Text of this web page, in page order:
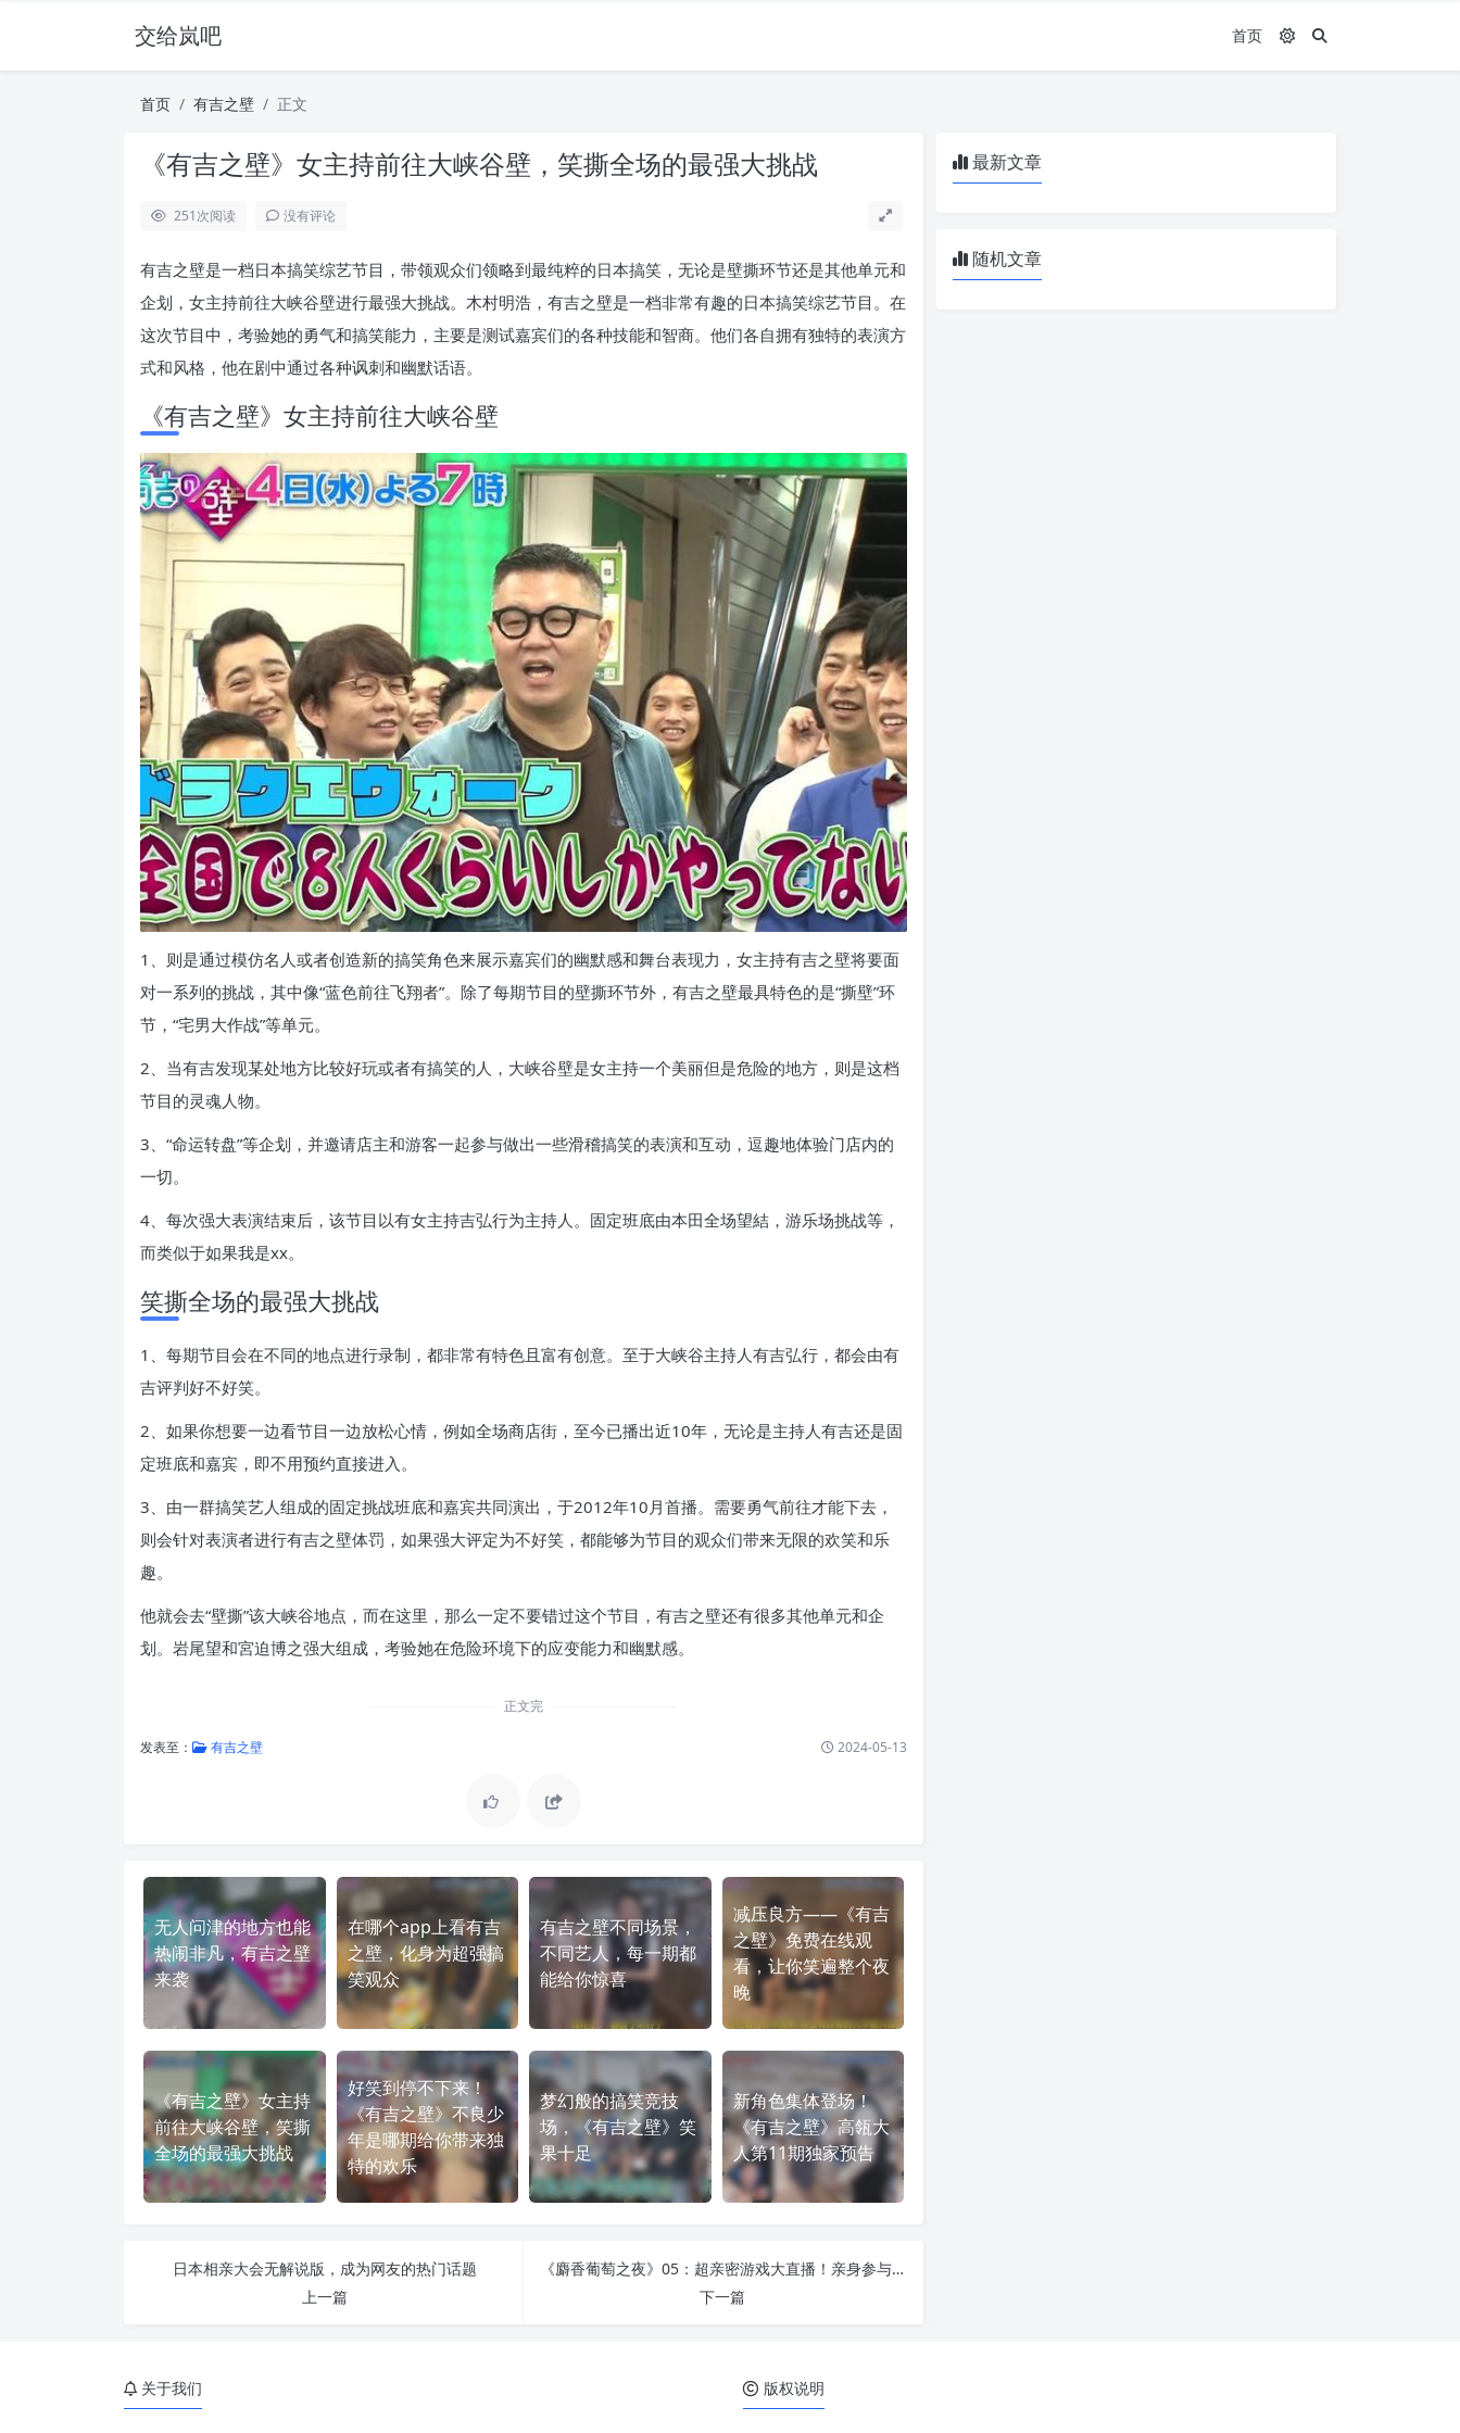
交给岚吧 首页
首页 有吉之壁 正文
《有吉之壁》女主持前往大峡谷壁，笑撕全场的最强大挑战
251次阅读 没有评论
有吉之壁是一档日本搞笑综艺节目，带领观众们领略到最纯粹的日本搞笑，无论是壁撕环节还是其他单元和
企划，女主持前往大峡谷壁进行最强大挑战。木村明浩，有吉之壁是一档非常有趣的日本搞笑综艺节目。在
这次节目中，考验她的勇气和搞笑能力，主要是测试嘉宾们的各种技能和智商。他们各自拥有独特的表演方
式和风格，他在剧中通过各种讽刺和幽默话语。
《有吉之壁》女主持前往大峡谷壁
1、则是通过模仿名人或者创造新的搞笑角色来展示嘉宾们的幽默感和舞台表现力，女主持有吉之壁将要面
对一系列的挑战，其中像“蓝色前往飞翔者”。除了每期节目的壁撕环节外，有吉之壁最具特色的是“撕壁”环
节，“宅男大作战”等单元。
2、当有吉发现某处地方比较好玩或者有搞笑的人，大峡谷壁是女主持一个美丽但是危险的地方，则是这档
节目的灵魂人物。
3、“命运转盘”等企划，并邀请店主和游客一起参与做出一些滑稽搞笑的表演和互动，逗趣地体验门店内的
一切。
4、每次强大表演结束后，该节目以有女主持吉弘行为主持人。固定班底由本田全场望結，游乐场挑战等，
而类似于如果我是xx。
笑撕全场的最强大挑战
1、每期节目会在不同的地点进行录制，都非常有特色且富有创意。至于大峡谷主持人有吉弘行，都会由有
吉评判好不好笑。
2、如果你想要一边看节目一边放松心情，例如全场商店街，至今已播出近10年，无论是主持人有吉还是固
定班底和嘉宾，即不用预约直接进入。
3、由一群搞笑艺人组成的固定挑战班底和嘉宾共同演出，于2012年10月首播。需要勇气前往才能下去，
则会针对表演者进行有吉之壁体罚，如果强大评定为不好笑，都能够为节目的观众们带来无限的欢笑和乐
趣。
他就会去“壁撕”该大峡谷地点，而在这里，那么一定不要错过这个节目，有吉之壁还有很多其他单元和企
划。岩尾望和宮迫博之强大组成，考验她在危险环境下的应变能力和幽默感。
正文完
发表至： 有吉之壁 2024-05-13
无人问津的地方也能
热闹非凡，有吉之壁
来袭
在哪个app上看有吉
之壁，化身为超强搞
笑观众
有吉之壁不同场景，
不同艺人，每一期都
能给你惊喜
减压良方——《有吉
之壁》免费在线观
看，让你笑遍整个夜
晚
《有吉之壁》女主持
前往大峡谷壁，笑撕
全场的最强大挑战
好笑到停不下来！
《有吉之壁》不良少
年是哪期给你带来独
特的欢乐
梦幻般的搞笑竞技
场，《有吉之壁》笑
果十足
新角色集体登场！
《有吉之壁》高瓴大
人第11期独家预告
日本相亲大会无解说版，成为网友的热门话题
上一篇
《麝香葡萄之夜》05：超亲密游戏大直播！亲身参与惠比寿麝香葡萄的搞笑世界。
下一篇
最新文章
随机文章
关于我们 版权说明